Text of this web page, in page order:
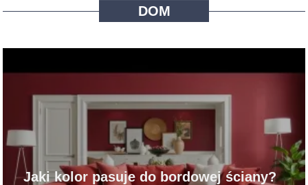
DOM
Jaki kolor pasuje do bordowej ściany?